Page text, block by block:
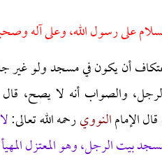
على رسول الله، وعلى آله
أن يكون في مسجد ولو غير
والصواب أنه لا يصح، قال
الإمامالنوويرحمه الله تعالى:
بيت الرجل، وهو المعتزل